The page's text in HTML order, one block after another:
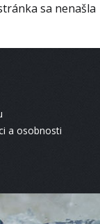
sa nenašla
a osobnosti